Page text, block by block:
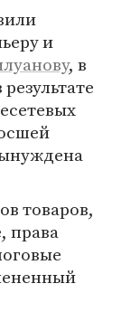
и
, в
товаров,
права